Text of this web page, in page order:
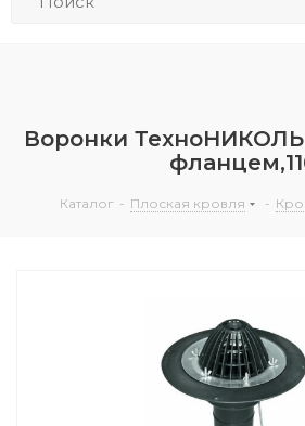
Воронки
Каталог - Плоская кровля -